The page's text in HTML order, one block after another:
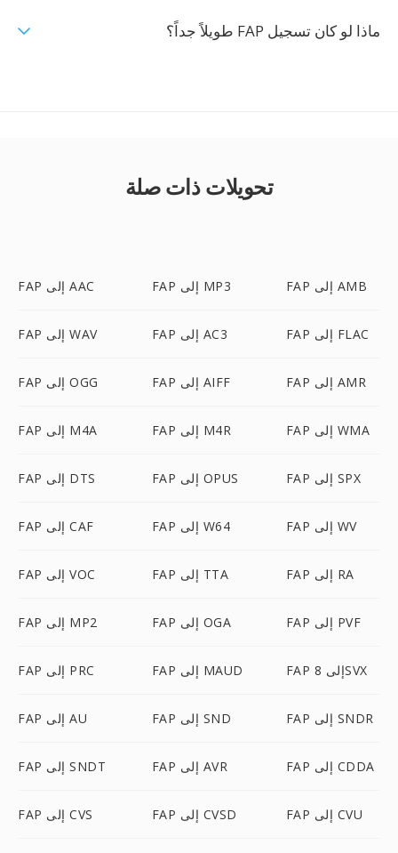
ماذا لو كان تسجيل FAP طويلاً جداً؟
تحويلات ذات صلة
FAP إلى AAC FAP إلى MP3 FAP إلى AMB
FAP إلى WAV FAP إلى AC3 FAP إلى FLAC
FAP إلى OGG FAP إلى AIFF FAP إلى AMR
FAP إلى M4A FAP إلى M4R FAP إلى WMA
FAP إلى DTS FAP إلى OPUS FAP إلى SPX
FAP إلى CAF FAP إلى W64 FAP إلى WV
FAP إلى VOC FAP إلى TTA FAP إلى RA
FAP إلى MP2 FAP إلى OGA FAP إلى PVF
FAP إلى PRC FAP إلى MAUD FAP إلى 8SVX
FAP إلى AU FAP إلى SND FAP إلى SNDR
FAP إلى SNDT FAP إلى AVR FAP إلى CDDA
FAP إلى CVS FAP إلى CVSD FAP إلى CVU